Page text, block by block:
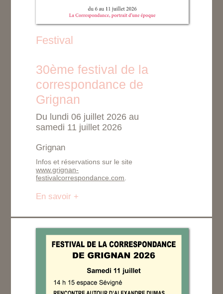
Festival
30ème festival de la
correspondance de
Grignan
Du lundi 06 juillet 2026 au
samedi 11 juillet 2026
Grignan
Infos et réservations sur le site
www.grignan-
festivalcorrespondance.com.
En savoir +